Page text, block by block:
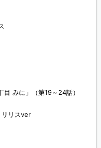
みに」（第19～24話）
リスver